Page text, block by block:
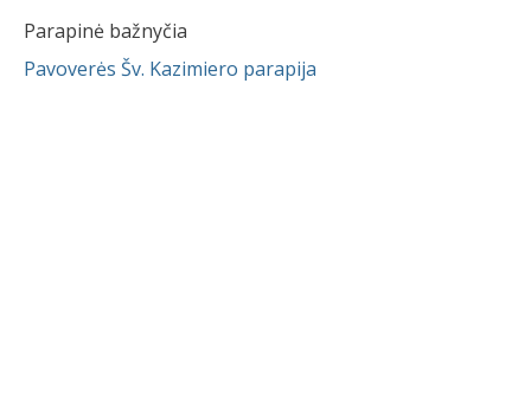
Parapinė bažnyčia
Pavoverės Šv. Kazimiero parapija